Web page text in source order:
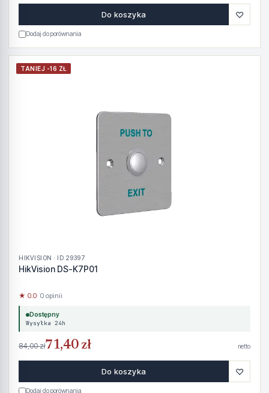
Do koszyka ♡
Dodaj do porównania
TANIEJ -16 ZŁ
HIKVISION · ID 29397
HikVision DS-K7P01
★ 0.0· 0 opinii
Dostępny
Wysyłka 24h
84,00 zł71,40 zł netto
Do koszyka ♡
Dodaj do porównania